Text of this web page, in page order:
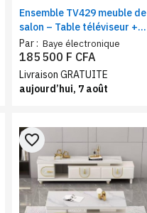
Ensemble TV429 meuble de
salon – Table téléviseur +
table basse noir
Par : Baye électronique
185 500 F CFA
Livraison GRATUITE
aujourd’hui, 7 août
favorite_border